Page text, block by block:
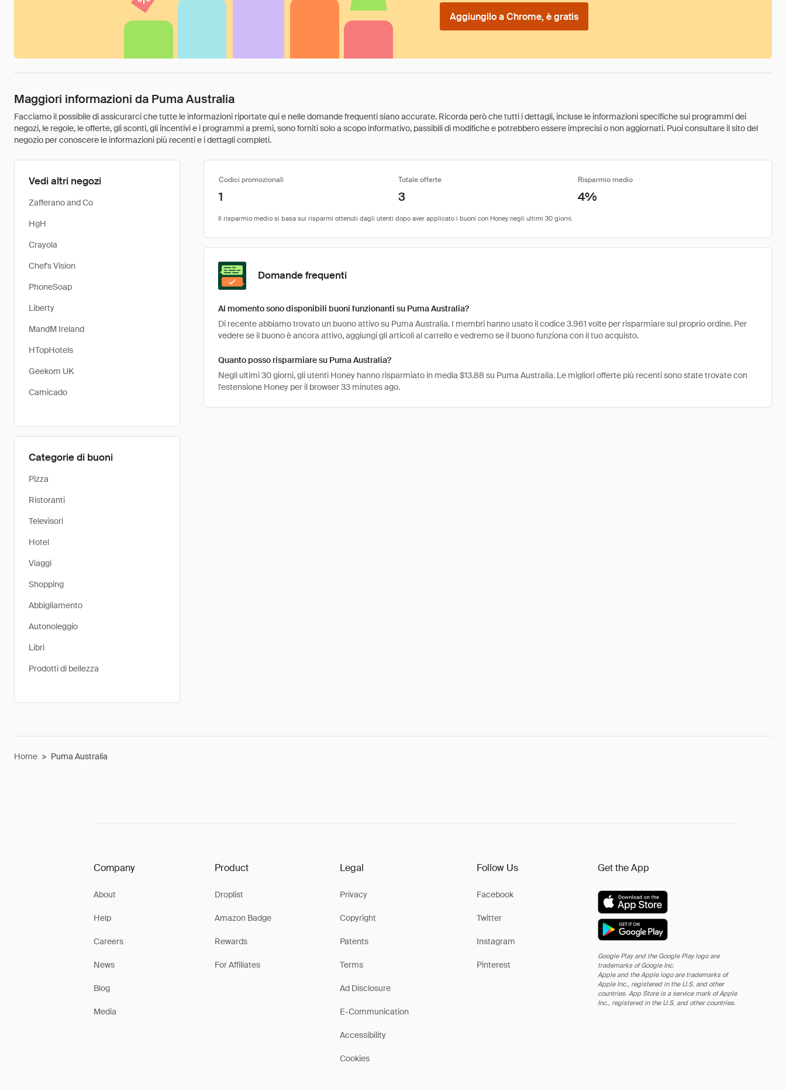
Aggiungilo a Chrome, è gratis
Maggiori informazioni da Puma Australia
Facciamo il possibile di assicurarci che tutte le informazioni riportate qui e nelle domande frequenti siano accurate. Ricorda però che tutti i dettagli, incluse le informazioni specifiche sui programmi dei
negozi, le regole, le offerte, gli sconti, gli incentivi e i programmi a premi, sono forniti solo a scopo informativo, passibili di modifiche e potrebbero essere imprecisi o non aggiornati. Puoi consultare il sito del
negozio per conoscere le informazioni più recenti e i dettagli completi.
Vedi altri negozi
Zafferano and Co
HgH
Crayola
Chef's Vision
PhoneSoap
Liberty
MandM Ireland
HTopHotels
Geekom UK
Camicado
Categorie di buoni
Pizza
Ristoranti
Televisori
Hotel
Viaggi
Shopping
Abbigliamento
Autonoleggio
Libri
Prodotti di bellezza
Codici promozionali Totale offerte Risparmio medio
1 3 4%
Domande frequenti
Al momento sono disponibili buoni funzionanti su Puma Australia?
Di recente abbiamo trovato un buono attivo su Puma Australia. I membri hanno usato il codice 3.961 volte per risparmiare sul proprio ordine. Per
vedere se il buono è ancora attivo, aggiungi gli articoli al carrello e vedremo se il buono funziona con il tuo acquisto.
Quanto posso risparmiare su Puma Australia?
Negli ultimi 30 giorni, gli utenti Honey hanno risparmiato in media $13.88 su Puma Australia. Le migliori offerte più recenti sono state trovate con
l'estensione Honey per il browser 33 minutes ago.
Home > Puma Australia
Company
About
Help
Careers
News
Blog
Media
Product
Droplist
Amazon Badge
Rewards
For Affiliates
Legal
Privacy
Copyright
Patents
Terms
Ad Disclosure
E-Communication
Accessibility
Cookies
Follow Us
Facebook
Twitter
Instagram
Pinterest
Get the App
Google Play and the Google Play logo are
trademarks of Google Inc.
Apple and the Apple logo are trademarks of
Apple Inc., registered in the U.S. and other
countries. App Store is a service mark of Apple
Inc., registered in the U.S. and other countries.